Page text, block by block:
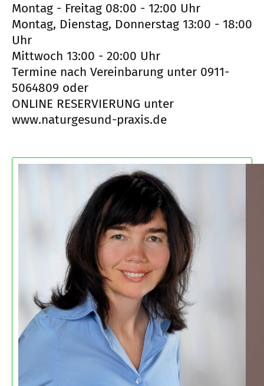
Montag - Freitag 08:00 - 12:00 Uhr
Montag, Dienstag, Donnerstag 13:00 - 18:00
Uhr
Mittwoch 13:00 - 20:00 Uhr
Termine nach Vereinbarung unter 0911-
5064809 oder
ONLINE RESERVIERUNG unter
www.naturgesund-praxis.de